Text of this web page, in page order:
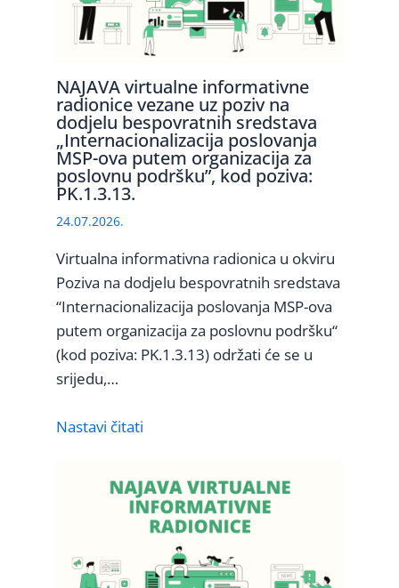
NAJAVA virtualne informativne
radionice vezane uz poziv na
dodjelu bespovratnih sredstava
„Internacionalizacija poslovanja
MSP-ova putem organizacija za
poslovnu podršku”, kod poziva:
PK.1.3.13.
24.07.2026.
Virtualna informativna radionica u okviru
Poziva na dodjelu bespovratnih sredstava
“Internacionalizacija poslovanja MSP-ova
putem organizacija za poslovnu podršku“
(kod poziva: PK.1.3.13) održati će se u
srijedu,…
Nastavi čitati